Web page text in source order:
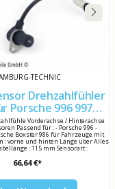
TECHNIC
Drehzahlfühler
Boxster 986 99660640600
Vorderachse / Hinterachse
Passend für : - Porsche 996 -
Boxster 986 für Fahrzeuge mit
: vorne und hinten Länge über Alles
: 115 mm Sensorart :
von : -40 °C Hersteller : HT
66,64 €*